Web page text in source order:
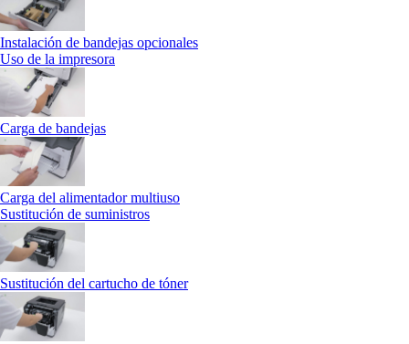
Instalación de bandejas opcionales
Uso de la impresora
Carga de bandejas
Carga del alimentador multiuso
Sustitución de suministros
Sustitución del cartucho de tóner